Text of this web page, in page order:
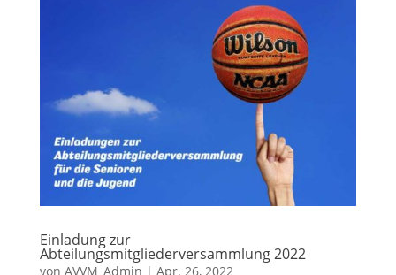
Einladung zur
Abteilungsmitgliederversammlung 2022
von AVVM_Admin | Apr. 26, 2022